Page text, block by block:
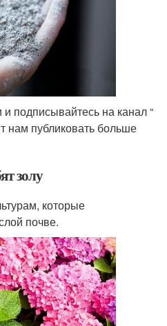
подписывайтесь на канал “
нам публиковать больше
золу
которые
почве.